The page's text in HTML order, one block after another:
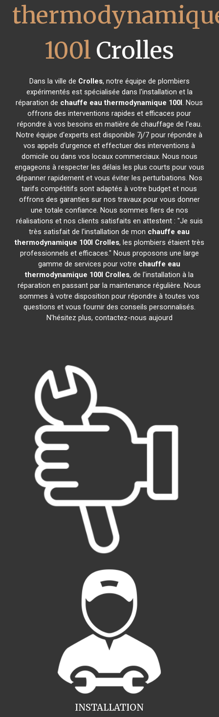
100l Crolles
Dans la ville de Crolles, notre équipe de plombiers
expérimentés est spécialisée dans l'installation et la
réparation de chauffe eau thermodynamique 100l. Nous
offrons des interventions rapides et efficaces pour
répondre à vos besoins en matière de chauffage de l'eau.
Notre équipe d'experts est disponible 7j/7 pour répondre à
vos appels d'urgence et effectuer des interventions à
domicile ou dans vos locaux commerciaux. Nous nous
engageons à respecter les délais les plus courts pour vous
dépanner rapidement et vous éviter les perturbations. Nos
tarifs compétitifs sont adaptés à votre budget et nous
offrons des garanties sur nos travaux pour vous donner
une totale confiance. Nous sommes fiers de nos
réalisations et nos clients satisfaits en attestent : "Je suis
très satisfait de l'installation de mon chauffe eau
thermodynamique 100l Crolles, les plombiers étaient très
professionnels et efficaces." Nous proposons une large
gamme de services pour votre chauffe eau
thermodynamique 100l Crolles, de l'installation à la
réparation en passant par la maintenance régulière. Nous
sommes à votre disposition pour répondre à toutes vos
questions et vous fournir des conseils personnalisés.
N'hésitez plus, contactez-nous aujourd
INSTALLATION